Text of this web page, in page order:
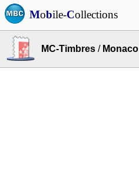
Mobile-Collections
MC-Timbres / Monaco